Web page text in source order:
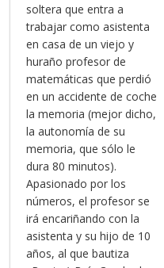
soltera que entra a
trabajar como asistenta
en casa de un viejo y
huraño profesor de
matemáticas que perdió
en un accidente de coche
la memoria (mejor dicho,
la autonomía de su
memoria, que sólo le
dura 80 minutos).
Apasionado por los
números, el profesor se
irá encariñando con la
asistenta y su hijo de 10
años, al que bautiza